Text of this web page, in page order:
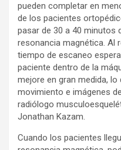
pueden completar en
de los pacientes
pasar de 30 a 40 minutos
resonancia magnética. Al
tiempo de escaneo
paciente dentro de la
mejore en gran medida,
movimiento e imágenes
radiólogo
Jonathan Kazam.
Cuando los pacientes